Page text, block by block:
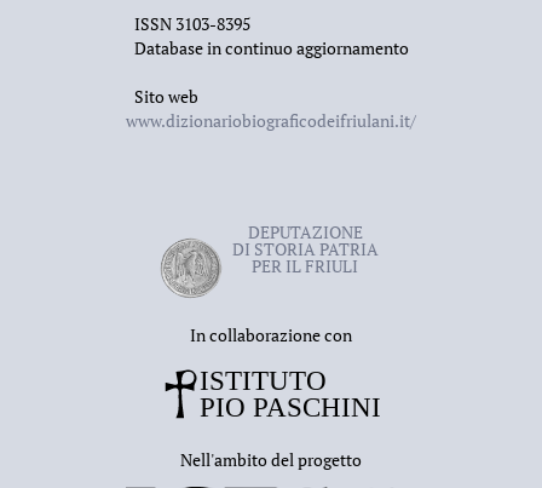
ISSN 3103-8395
Database in continuo aggiornamento
Sito web
www.dizionariobiograficodeifriulani.it/
DEPUTAZIONE
DI STORIA PATRIA
PER IL FRIULI
In collaborazione con
Nell'ambito del progetto